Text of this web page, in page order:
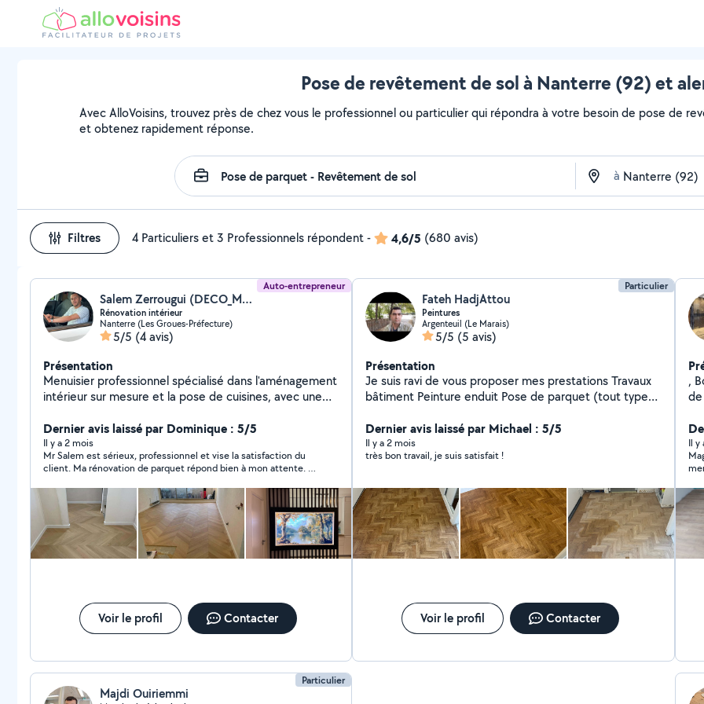
Pose de revêtement de sol à Nanterre (92) et
Avec AlloVoisins, trouvez près de chez vous le professionnel ou particulier qui répondra à votre besoin de pose de
et obtenez rapidement réponse.
à
Filtres 4 Particuliers et 3 Professionnels répondent- 4,6/5 (680 avis)
Auto-entrepreneur
Salem Zerrougui (DECO_MELAS)
Rénovation intérieur
Nanterre (Les Groues-Préfecture)
5/5 (4 avis)
Présentation
Menuisier professionnel spécialisé dans l'aménagement
intérieur sur mesure et la pose de cuisines, avec une
et l'installation d'espaces fonctionnels et esthétiques.
Chaque projet est réalisé avec soin, précision et un
souci du détail, afin d'offrir des réalisations durables et
adaptées aux besoins des clients.
Dernier avis laissé par Dominique : 5/5
Il y a 2 mois
Mr Salem est sérieux, professionnel et vise la satisfaction du
client. Ma rénovation de parquet répond bien à mon attente. Je
Voir le profil Contacter
Particulier
Fateh HadjAttou
Peintures
Argenteuil (Le Marais)
5/5 (5 avis)
Présentation
Je suis ravi de vous proposer mes prestations Travaux
bâtiment Peinture enduit Pose de parquet (tout type
premier échange sur vos besoins avec un prix
raisonnable,travail prof
Dernier avis laissé par Michael : 5/5
Il y a 2 mois
très bon travail, je suis satisfait !
Voir le profil Contacter
,
Carrelage -
-Électricité
Il y
Particulier
Majdi Ouiriemmi